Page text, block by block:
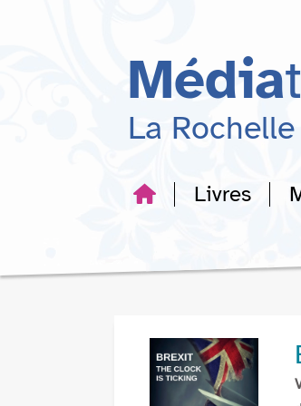
recherche
Média
La
Livres